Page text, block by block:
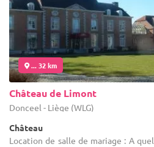
... 32 km
Château de Limont
Donceel - Liège (WLG)
Château
Location de salle de mariage : A